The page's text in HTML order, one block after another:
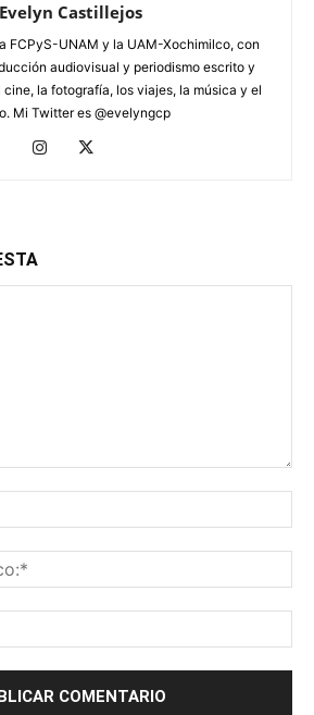
Evelyn Castillejos
FCPyS-UNAM y la UAM-Xochimilco, con
audiovisual y periodismo escrito y
cine, la fotografía, los viajes, la música y el
Mi Twitter es @evelyngcp